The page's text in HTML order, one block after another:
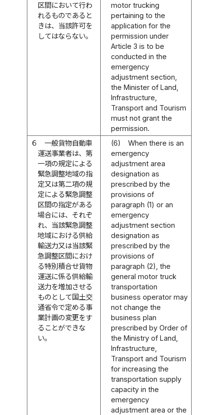
区間において行わ
れるものであると
きは、当該許可を
してはならない。
motor trucking
pertaining to the
application for the
permission under
Article 3 is to be
conducted in the
emergency
adjustment section,
the Minister of Land,
Infrastructure,
Transport and Tourism
must not grant the
permission.
６
一般貨物自動車
運送事業者は、第
一項の規定による
緊急調整地域の指
定又は第二項の規
定による緊急調整
区間の指定がある
場合には、それぞ
れ、当該緊急調整
地域における供給
輸送力又は当該緊
急調整区間におけ
る特別積合せ貨物
運送に係る供給輸
送力を増加させる
ものとして国土交
通省令で定める事
業計画の変更をす
ることができな
い。
(6)
When there is an
emergency
adjustment area
designation as
prescribed by the
provisions of
paragraph (1) or an
emergency
adjustment section
designation as
prescribed by the
provisions of
paragraph (2), the
general motor truck
transportation
business operator may
not change the
business plan
prescribed by Order of
the Ministry of Land,
Infrastructure,
Transport and Tourism
for increasing the
transportation supply
capacity in the
emergency
adjustment area or the